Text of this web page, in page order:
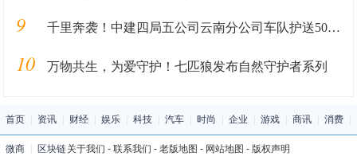
9 千里奔袭！中建四局五公司云南分公司车队护送50余名工友返岗复工
10 万物共生，为爱守护！七匹狼发布自然守护者系列
首页 资讯 财经 娱乐 科技 汽车 时尚 企业 游戏 商讯 消费
微商 区块链关于我们 - 联系我们 - 老版地图 - 网站地图 - 版权声明